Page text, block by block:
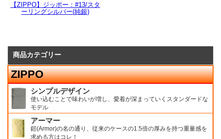
【ZIPPO】ジッポー：#13/スタ
ーリングシルバー(純銀)
商品カテゴリー
ZIPPO
シンプルデザイン
使い込むことで味わいが増し、愛着が深まっていくスタンダードな
モデル
アーマー
鎧(Armor)の名の通り、従来のケースの1.5倍の厚みを持つ重量感を
求める方はコレ！